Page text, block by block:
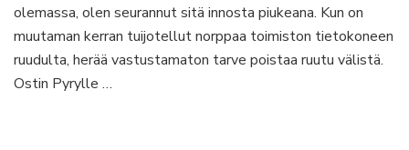
olemassa, olen seurannut sitä innosta piukeana. Kun on
muutaman kerran tuijotellut norppaa toimiston tietokoneen
ruudulta, herää vastustamaton tarve poistaa ruutu välistä.
Ostin Pyrylle …